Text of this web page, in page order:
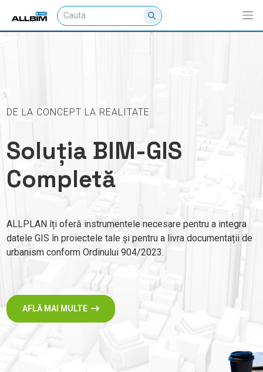
Software BIM
pentru industria AEC
Reprezentăm cei mai importanți producători de software
AEC în calitate de Partener Autorizat în România. Menținem și
îmbunătățim un portofoliu de programe concepute pentru toți
cei implicați în proiectarea și managementul construcțiilor.